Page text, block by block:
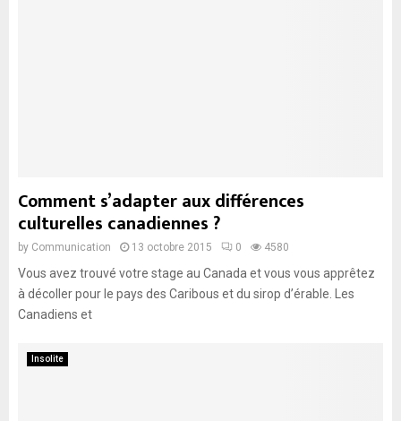
Comment s’adapter aux différences
culturelles canadiennes ?
by Communication 13 octobre 2015 0 4580
Vous avez trouvé votre stage au Canada et vous vous apprêtez
à décoller pour le pays des Caribous et du sirop d’érable. Les
Canadiens et
Insolite